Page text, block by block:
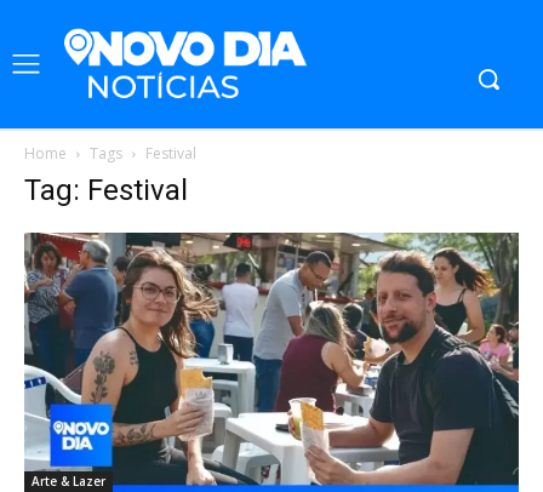
Home Tags Festival
Tag: Festival
Arte & Lazer